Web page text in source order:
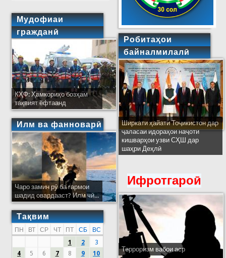
Мудофиаи
гражданӣ
КҲФ: Ҳамкориҳо бозҳам
тақвият ёфтаанд
Илм ва фанноварӣ
Чаро замин рӯ ба гармои
шадид овардааст? Илм чӣ...
Тақвим
ПН ВТ СР ЧТ ПТ СБ
ВС
1
2
3
4
5 6 7 8 9
10
Робитаҳои
байналмилалӣ
Ширкати ҳайати Тоҷикистон дар
ҷаласаи идораҳои наҷоти
кишварҳои узви СҲШ дар
шаҳри Деҳлӣ
Ифротгароӣ
Терроризм вабои аср